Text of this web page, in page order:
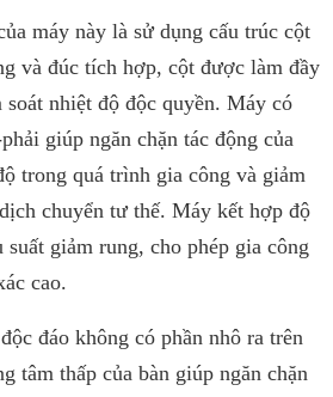
máy này là sử dụng cấu trúc cột
và đúc tích hợp, cột được làm đầy
nhiệt độ độc quyền. Máy có
giúp ngăn chặn tác động của
trong quá trình gia công và giảm
chuyển tư thế. Máy kết hợp độ
giảm rung, cho phép gia công
cao.
đáo không có phần nhô ra trên
tâm thấp của bàn giúp ngăn chặn